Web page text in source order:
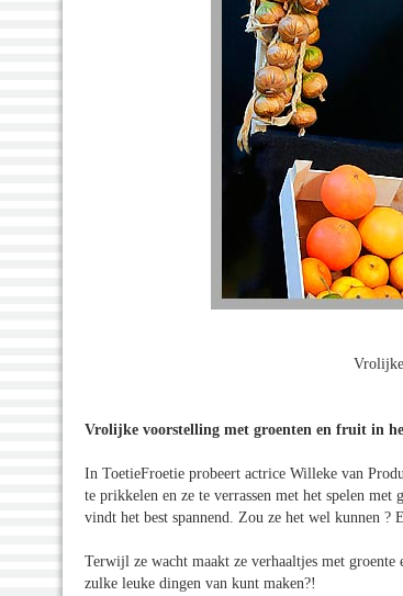
Vrolijke voorstelling met groenten en fruit in
In ToetieFroetie probeert actrice Willeke van
te prikkelen en ze te verrassen met het spelen
vindt het best spannend. Zou ze het wel kunnen
Terwijl ze wacht maakt ze verhaaltjes met
zulke leuke dingen van kunt maken?!